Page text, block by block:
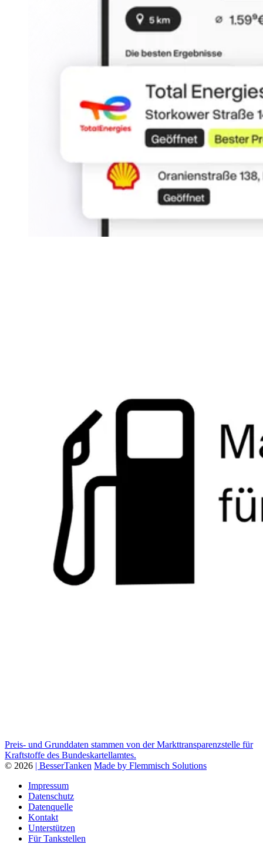
Preis- und Grunddaten stammen von der Markttransparenzstelle für
Kraftstoffe des Bundeskartellamtes.
© 2026 | BesserTanken Made by Flemmisch Solutions
Impressum
Datenschutz
Datenquelle
Kontakt
Unterstützen
Für Tankstellen